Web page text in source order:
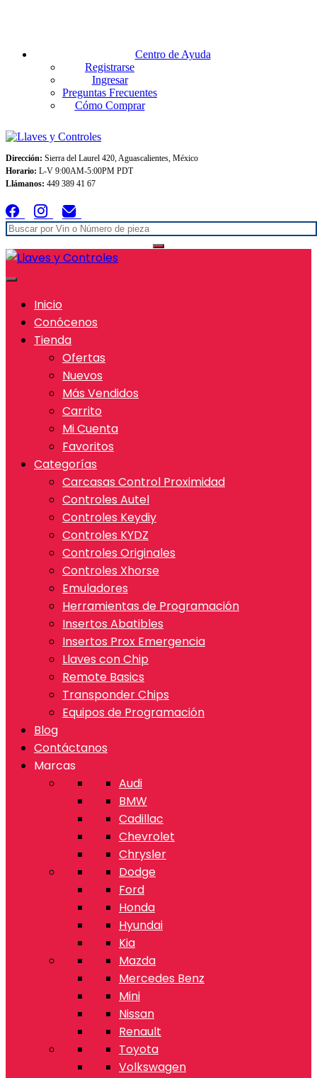
Centro de Ayuda
Registrarse
Ingresar
Preguntas Frecuentes
Cómo Comprar
Dirección: Sierra del Laurel 420, Aguascalientes, México
Horario: L-V 9:00AM-5:00PM PDT
Llámanos: 449 389 41 67
Inicio
Conócenos
Tienda
Ofertas
Nuevos
Más Vendidos
Carrito
Mi Cuenta
Favoritos
Categorías
Carcasas Control Proximidad
Controles Autel
Controles Keydiy
Controles KYDZ
Controles Originales
Controles Xhorse
Emuladores
Herramientas de Programación
Insertos Abatibles
Insertos Prox Emergencia
Llaves con Chip
Remote Basics
Transponder Chips
Equipos de Programación
Blog
Contáctanos
Marcas
Audi
BMW
Cadillac
Chevrolet
Chrysler
Dodge
Ford
Honda
Hyundai
Kia
Mazda
Mercedes Benz
Mini
Nissan
Renault
Toyota
Volkswagen